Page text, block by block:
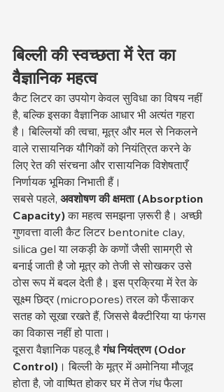
बिल्ली की स्वच्छता में रेत का
वैज्ञानिक महत्व
कैट लिटर का उपयोग केवल सुविधा का विषय नहीं
है, बल्कि इसका वैज्ञानिक आधार भी अत्यंत गहरा
है। बिल्लियों की त्वचा, मूत्र और मल से निकलने
वाले रासायनिक यौगिकों को नियंत्रित करने के
लिए रेत की संरचना और रासायनिक विशेषताएँ
निर्णायक भूमिका निभाती हैं।
सबसे पहले, अवशोषण की क्षमता (Absorption
Capacity) का महत्व समझना ज़रूरी है। अच्छी
गुणवत्ता वाली कैट लिटर bentonite clay,
silica gel या लकड़ी के कणों जैसी सामग्री से
बनाई जाती है जो मूत्र को तेजी से सोखकर उसे
ठोस रूप में बदल देती है। इस प्रक्रिया में रेत के
सूक्ष्म छिद्र (micropores) तरल को फँसाकर
सतह को सूखा रखते हैं, जिससे बैक्टीरिया या फंगस
का विकास नहीं हो पाता।
दूसरा वैज्ञानिक पहलू है गंध नियंत्रण (Odor
Control) । बिल्ली के मूत्र में अमोनिया मौजूद
होता है, जो वाष्पित होकर घर में तेज गंध फैला